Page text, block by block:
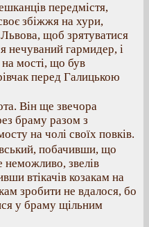
передмістя,
збіжжя на хури,
щоб зрятуватися
нечуваний гармидер, і
на мості, що був
перед Галицькою
Він ще звечора
браму разом з
на чолі своїх повків.
побачивши, що
неможливо, звелів
втікачів козакам на
зробити не вдалося, бо
у браму щільним